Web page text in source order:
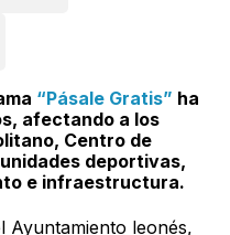
“Pásale Gratis” ha
afectando a los
Centro de
deportivas,
e infraestructura.
Ayuntamiento leonés,